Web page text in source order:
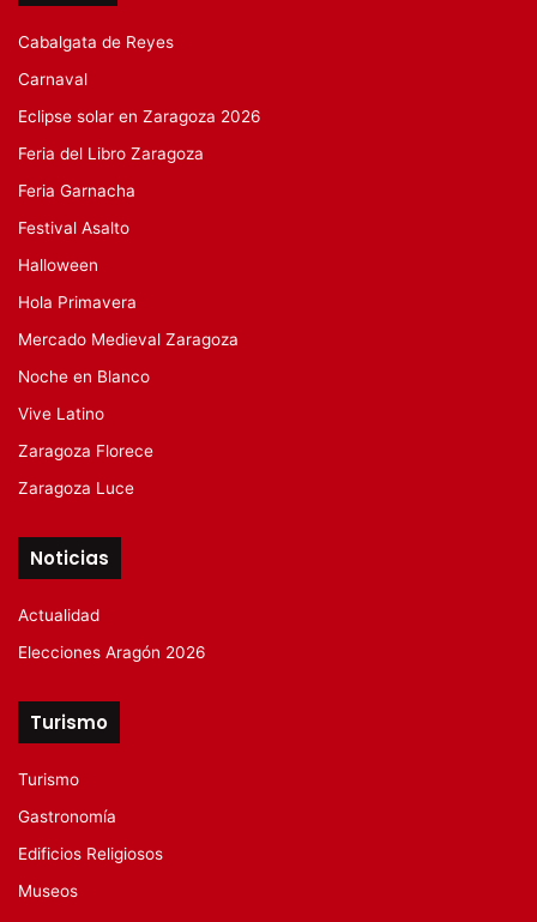
Cabalgata de Reyes
Carnaval
Eclipse solar en Zaragoza 2026
Feria del Libro Zaragoza
Feria Garnacha
Festival Asalto
Halloween
Hola Primavera
Mercado Medieval Zaragoza
Noche en Blanco
Vive Latino
Zaragoza Florece
Zaragoza Luce
Noticias
Actualidad
Elecciones Aragón 2026
Turismo
Turismo
Gastronomía
Edificios Religiosos
Museos